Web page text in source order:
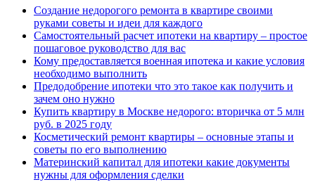
Создание недорогого ремонта в квартире своими
руками советы и идеи для каждого
Самостоятельный расчет ипотеки на квартиру – простое
пошаговое руководство для вас
Кому предоставляется военная ипотека и какие условия
необходимо выполнить
Предодобрение ипотеки что это такое как получить и
зачем оно нужно
Купить квартиру в Москве недорого: вторичка от 5 млн
руб. в 2025 году
Косметический ремонт квартиры – основные этапы и
советы по его выполнению
Материнский капитал для ипотеки какие документы
нужны для оформления сделки